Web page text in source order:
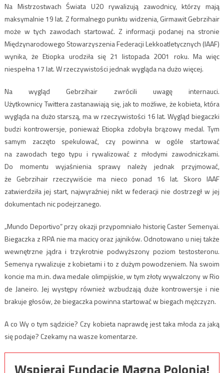
Na Mistrzostwach Świata U20 rywalizują zawodnicy, którzy mają
maksymalnie 19 lat. Z formalnego punktu widzenia, Girmawit Gebrzihair
może w tych zawodach startować. Z informacji podanej na stronie
Międzynarodowego Stowarzyszenia Federacji Lekkoatletycznych (IAAF)
wynika, że Etiopka urodziła się 21 listopada 2001 roku. Ma więc
niespełna 17 lat. W rzeczywistości jednak wygląda na dużo więcej.
Na wygląd Gebrzihair zwrócili uwagę internauci.
Użytkownicy Twittera zastanawiają się, jak to możliwe, że kobieta, która
wygląda na dużo starszą, ma w rzeczywistości 16 lat. Wygląd biegaczki
budzi kontrowersje, ponieważ Etiopka zdobyła brązowy medal. Tym
samym zaczęto spekulować, czy powinna w ogóle startować
na zawodach tego typu i rywalizować z młodymi zawodniczkami.
Do momentu wyjaśnienia sprawy należy jednak przyjmować,
że Gebrzihair rzeczywiście ma nieco ponad 16 lat. Skoro IAAF
zatwierdziła jej start, najwyraźniej nikt w federacji nie dostrzegł w jej
dokumentach nic podejrzanego.
„Mundo Deportivo” przy okazji przypomniało historię Caster Semenyai.
Biegaczka z RPA nie ma macicy oraz jajników. Odnotowano u niej także
wewnętrzne jądra i trzykrotnie podwyższony poziom testosteronu.
Semenya rywalizuje z kobietami i to z dużym powodzeniem. Na swoim
koncie ma m.in. dwa medale olimpijskie, w tym złoty wywalczony w Rio
de Janeiro. Jej występy również wzbudzają duże kontrowersje i nie
brakuje głosów, że biegaczka powinna startować w biegach mężczyzn.
A co Wy o tym sądzicie? Czy kobieta naprawdę jest taka młoda za jaką
się podaje? Czekamy na wasze komentarze.